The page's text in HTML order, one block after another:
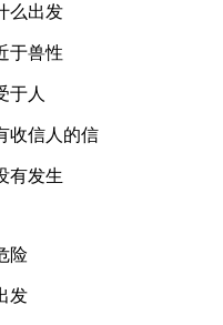
么出发
于兽性
于人
收信人的信
有发生
险
发